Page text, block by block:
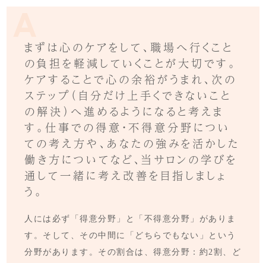
まずは心のケアをして、職場へ行くこと
の負担を軽減していくことが大切です。
ケアすることで心の余裕がうまれ、次の
ステップ（自分だけ上手くできないこと
の解決）へ進めるようになると考えま
す。仕事での得意・不得意分野につい
ての考え方や、あなたの強みを活かした
働き方についてなど、当サロンの学びを
通して一緒に考え改善を目指しましょ
う。
人には必ず「得意分野」と「不得意分野」がありま
す。そして、その中間に「どちらでもない」という
分野があります。その割合は、得意分野：約2割、ど